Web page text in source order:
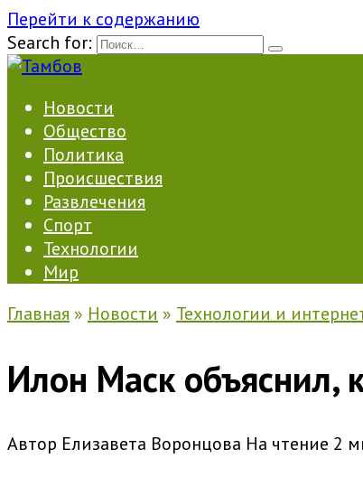
Перейти к содержанию
Search for:
Новости
Общество
Политика
Происшествия
Развлечения
Спорт
Технологии
Мир
Главная » Новости » Технологии и
Илон Маск объяснил,
Автор Елизавета Воронцова На чтение 2